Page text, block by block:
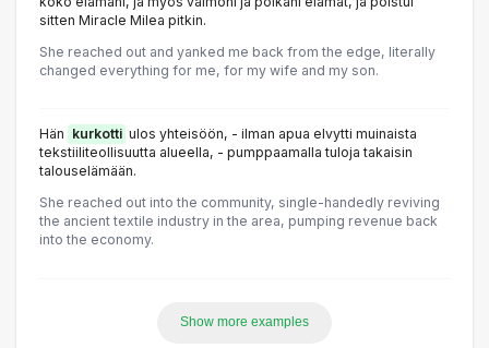
sitten Miracle Milea pitkin.
She reached out and yanked me back from the edge, literally
changed everything for me, for my wife and my son.
Hän kurkotti ulos yhteisöön, - ilman apua elvytti muinaista
tekstiiliteollisuutta alueella, - pumppaamalla tuloja takaisin
talouselämään.
She reached out into the community, single-handedly reviving
the ancient textile industry in the area, pumping revenue back
into the economy.
Show more examples